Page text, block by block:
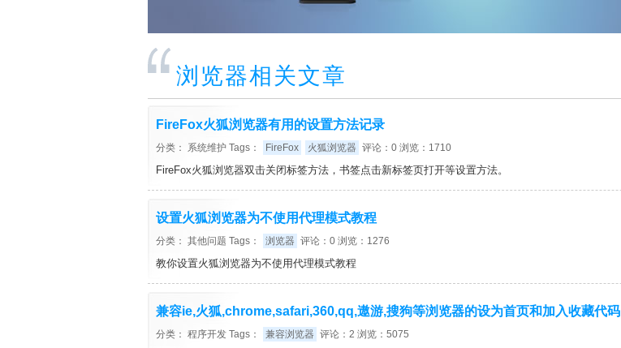
浏览器相关文章
FireFox火狐浏览器有用的设置方法记录
分类： 系统维护 Tags： FireFox 火狐浏览器 评论：0 浏览：1710
FireFox火狐浏览器双击关闭标签方法，书签点击新标签页打开等设置方法。
设置火狐浏览器为不使用代理模式教程
分类： 其他问题 Tags： 浏览器 评论：0 浏览：1276
教你设置火狐浏览器为不使用代理模式教程
兼容ie,火狐,chrome,safari,360,qq,遨游,搜狗等浏览器的设为首页和加入收藏代码
分类： 程序开发 Tags： 兼容浏览器 评论：2 浏览：5075